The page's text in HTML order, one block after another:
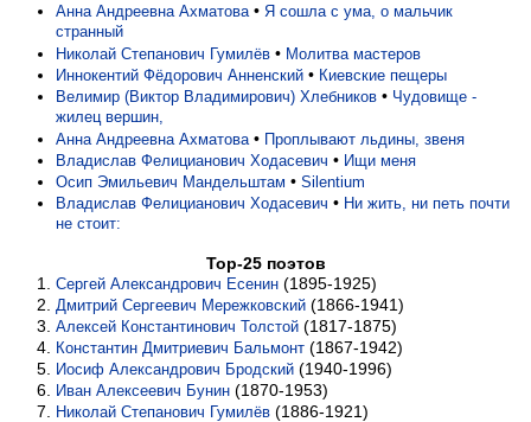
Анна Андреевна Ахматова • Я сошла с ума, о мальчик
странный
Николай Степанович Гумилёв • Молитва мастеров
Иннокентий Фёдорович Анненский • Киевские пещеры
Велимир (Виктор Владимирович) Хлебников • Чудовище -
жилец вершин,
Анна Андреевна Ахматова • Проплывают льдины, звеня
Владислав Фелицианович Ходасевич • Ищи меня
Осип Эмильевич Мандельштам • Silentium
Владислав Фелицианович Ходасевич • Ни жить, ни петь почти
не стоит:
Top-25 поэтов
Сергей Александрович Есенин (1895-1925)
Дмитрий Сергеевич Мережковский (1866-1941)
Алексей Константинович Толстой (1817-1875)
Константин Дмитриевич Бальмонт (1867-1942)
Иосиф Александрович Бродский (1940-1996)
Иван Алексеевич Бунин (1870-1953)
Николай Степанович Гумилёв (1886-1921)